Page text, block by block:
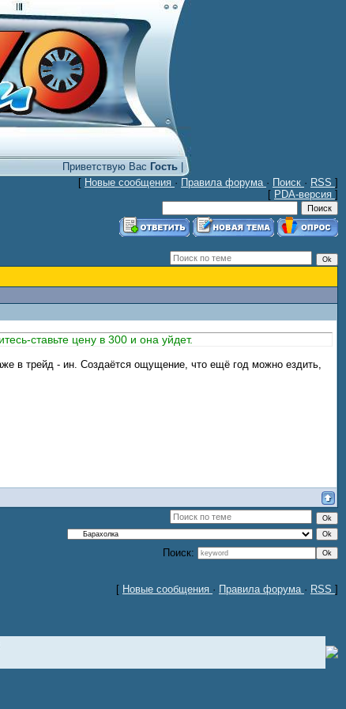
Приветствую Вас Гость|
[ Новые сообщения · Правила форума · Поиск · RSS ]
[ PDA-версия ]
ставьте цену в 300 и она уйдет.
в трейд - ин. Создаётся ощущение, что ещё год можно ездить,
Поиск:
[ Новые сообщения · Правила форума · RSS ]